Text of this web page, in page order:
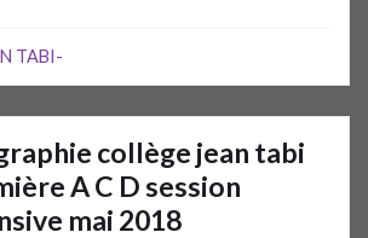
TABI-
collège jean tabi
A C D session
mai 2018